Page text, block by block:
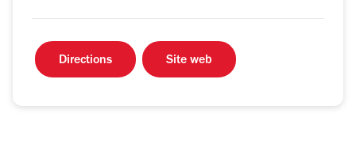
Directions Site web